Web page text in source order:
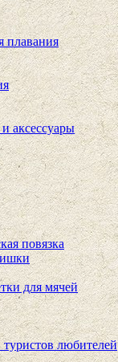
плавания
аксессуары
повязка
для мячей
любителей